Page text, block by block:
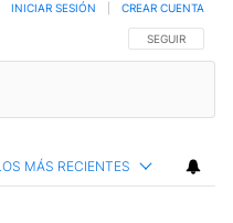
SIGA ESTA
SEGUIR
INICIAR SESIÓN CREAR CUENTA
MÁS RECIENTES